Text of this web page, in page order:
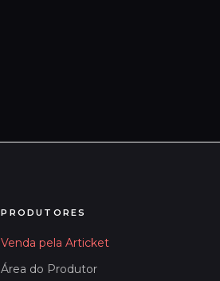
PRODUTORES
Venda pela Articket
Área do Produtor